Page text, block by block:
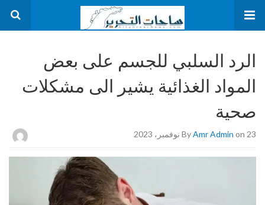
الرد السلبي للجسم على بعض
المواد الغذائية يشير الى مشكلات
صحية
ByAmr Admin on 23 نوفمبر، 2023